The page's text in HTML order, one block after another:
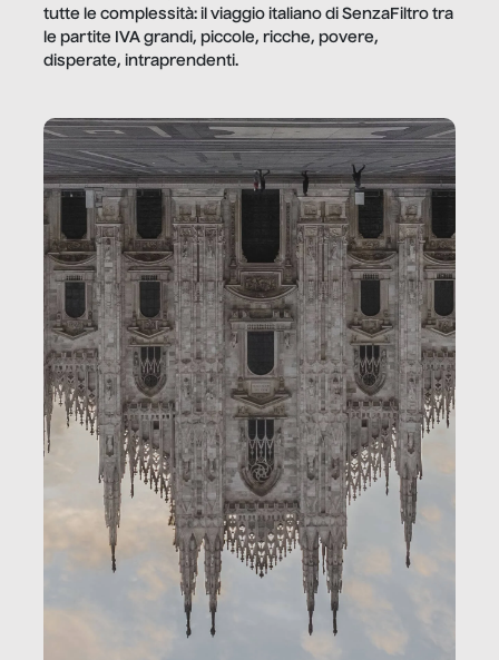
tutte le complessità: il viaggio italiano di SenzaFiltro tra
le partite IVA grandi, piccole, ricche, povere,
disperate, intraprendenti.